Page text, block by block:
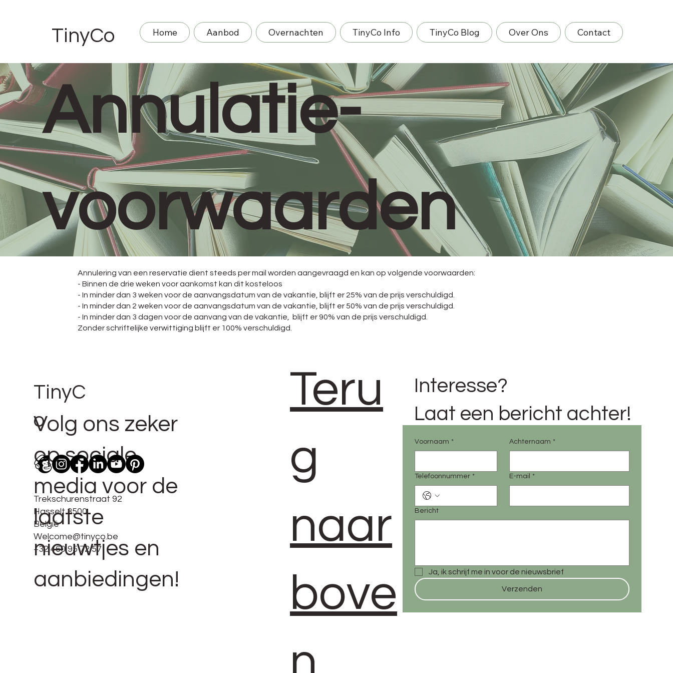
TinyCo Home Aanbod Overnachten TinyCo Info TinyCo Blog Over Ons Contact
Annulatie-
voorwaarden
Annulering van een reservatie dient steeds per mail worden aangevraagd en kan op volgende voorwaarden:
- Binnen de drie weken voor aankomst kan dit kosteloos
- In minder dan 3 weken voor de aanvangsdatum van de vakantie, blijft er 25% van de prijs verschuldigd.
- In minder dan 2 weken voor de aanvangsdatum van de vakantie, blijft er 50% van de prijs verschuldigd.
- In minder dan 3 dagen voor de aanvang van de vakantie, blijft er 90% van de prijs verschuldigd.
Zonder schriftelijke verwittiging blijft er 100% verschuldigd.
Trekschurenstraat 92
Hasselt 3500
België
Welcome@tinyco.be
+32 460 95 72 57
TinyC
o
Volg ons zeker
op sociale
media voor de
laatste
nieuwtjes en
aanbiedingen!
Voornaam * Achternaam *
Telefoonnummer * E-mail *
Bericht
Ja, ik schrijf me in voor de nieuwsbrief
Verzenden
Interesse?
Laat een bericht achter!
Teru
g
naar
bove
n